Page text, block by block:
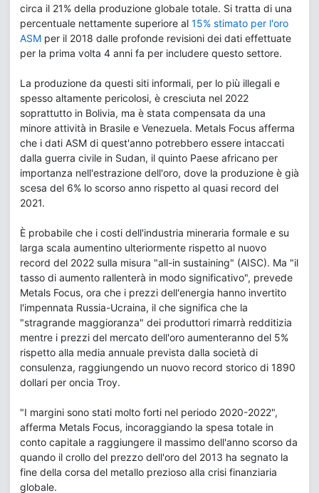
circa il 21% della produzione globale totale. Si tratta di una
percentuale nettamente superiore al 15% stimato per l'oro
ASM per il 2018 dalle profonde revisioni dei dati effettuate
per la prima volta 4 anni fa per includere questo settore.
La produzione da questi siti informali, per lo più illegali e
spesso altamente pericolosi, è cresciuta nel 2022
soprattutto in Bolivia, ma è stata compensata da una
minore attività in Brasile e Venezuela. Metals Focus afferma
che i dati ASM di quest'anno potrebbero essere intaccati
dalla guerra civile in Sudan, il quinto Paese africano per
importanza nell'estrazione dell'oro, dove la produzione è già
scesa del 6% lo scorso anno rispetto al quasi record del
2021.
È probabile che i costi dell'industria mineraria formale e su
larga scala aumentino ulteriormente rispetto al nuovo
record del 2022 sulla misura "all-in sustaining" (AISC). Ma "il
tasso di aumento rallenterà in modo significativo", prevede
Metals Focus, ora che i prezzi dell'energia hanno invertito
l'impennata Russia-Ucraina, il che significa che la
"stragrande maggioranza" dei produttori rimarrà redditizia
mentre i prezzi del mercato dell'oro aumenteranno del 5%
rispetto alla media annuale prevista dalla società di
consulenza, raggiungendo un nuovo record storico di 1890
dollari per oncia Troy.
"I margini sono stati molto forti nel periodo 2020-2022",
afferma Metals Focus, incoraggiando la spesa totale in
conto capitale a raggiungere il massimo dell'anno scorso da
quando il crollo del prezzo dell'oro del 2013 ha segnato la
fine della corsa del metallo prezioso alla crisi finanziaria
globale.